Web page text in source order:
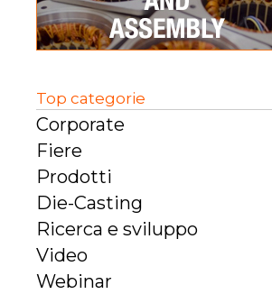
Top categorie
Corporate
Fiere
Prodotti
Die-Casting
Ricerca e sviluppo
Video
Webinar